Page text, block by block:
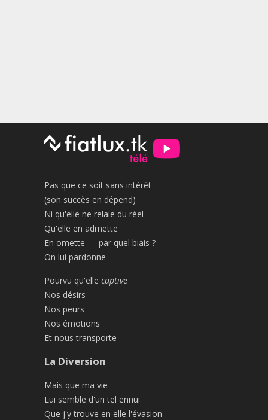
Pas que ce soit sans intérêt
(son succès en dépend)
Ni qu'elle ne relaie du réel
Qu'elle en admette
En omette — par quel biais ?
On lui pardonne
Pourvu qu'elle captive
Nos désirs
Nos peurs
Nos émotions
Et nous transporte
La Diversion
Mais que ma vie
Lui semble d'un tel ennui
Que j'y trouve en elle l'évasion